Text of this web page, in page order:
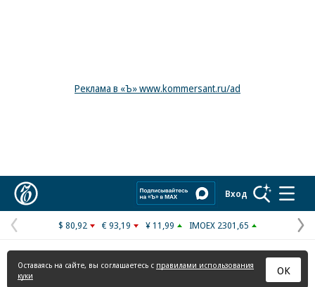
Реклама в «Ъ» www.kommersant.ru/ad
Вход
Предыдущая
страница
$ 80,92 € 93,19 ¥ 11,99 IMOEX 2301,65
Оставаясь на сайте, вы соглашаетесь с правилами использования
куки
ОК